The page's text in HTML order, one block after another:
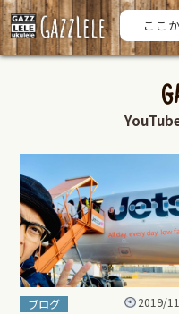
ブログ 2019/